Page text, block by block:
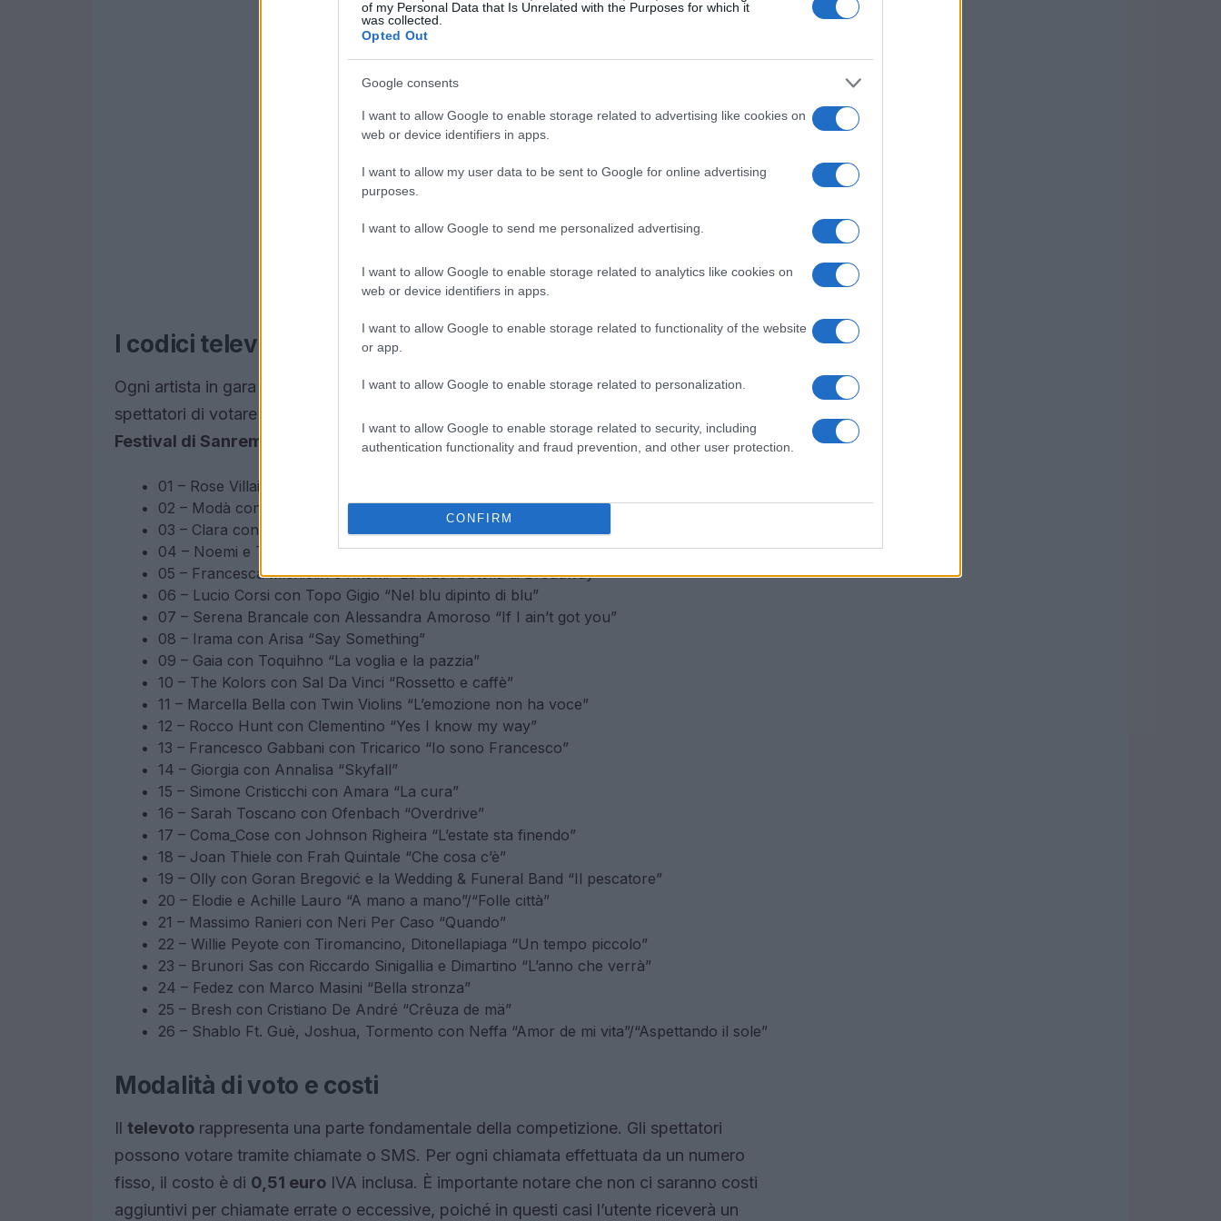
of my Personal Data that Is Unrelated with the Purposes for which it
was collected.
Opted Out
Google consents
I want to allow Google to enable storage related to advertising like cookies on
web or device identifiers in apps.
I want to allow my user data to be sent to Google for online advertising
purposes.
I want to allow Google to send me personalized advertising.
I want to allow Google to enable storage related to analytics like cookies on
web or device identifiers in apps.
I want to allow Google to enable storage related to functionality of the website
or app.
I want to allow Google to enable storage related to personalization.
I want to allow Google to enable storage related to security, including
authentication functionality and fraud prevention, and other user protection.
CONFIRM
I codici televoto dei cantanti
Ogni artista in gara avrà un codice specifico per il televoto, che consentirà agli
spettatori di votare facilmente. Ecco l’elenco completo dei codici televoto per il
Festival di Sanremo 2025
01 – Rose Villain con Chiello “Fiori di rosa e fiori di pesco”
02 – Modà con Francesco Renga “Angelo”
03 – Clara con Il Volo “The sound of silence”
04 – Noemi e Tony Effe “Tutto il resto è noia”
05 – Francesca Michielin e Rkomi “La nuova stella di Broadway”
06 – Lucio Corsi con Topo Gigio “Nel blu dipinto di blu”
07 – Serena Brancale con Alessandra Amoroso “If I ain’t got you”
08 – Irama con Arisa “Say Something”
09 – Gaia con Toquihno “La voglia e la pazzia”
10 – The Kolors con Sal Da Vinci “Rossetto e caffè”
11 – Marcella Bella con Twin Violins “L’emozione non ha voce”
12 – Rocco Hunt con Clementino “Yes I know my way”
13 – Francesco Gabbani con Tricarico “Io sono Francesco”
14 – Giorgia con Annalisa “Skyfall”
15 – Simone Cristicchi con Amara “La cura”
16 – Sarah Toscano con Ofenbach “Overdrive”
17 – Coma_Cose con Johnson Righeira “L’estate sta finendo”
18 – Joan Thiele con Frah Quintale “Che cosa c’è”
19 – Olly con Goran Bregović e la Wedding & Funeral Band “Il pescatore”
20 – Elodie e Achille Lauro “A mano a mano”/“Folle città”
21 – Massimo Ranieri con Neri Per Caso “Quando”
22 – Willie Peyote con Tiromancino, Ditonellapiaga “Un tempo piccolo”
23 – Brunori Sas con Riccardo Sinigallia e Dimartino “L’anno che verrà”
24 – Fedez con Marco Masini “Bella stronza”
25 – Bresh con Cristiano De André “Crêuza de mä”
26 – Shablo Ft. Guè, Joshua, Tormento con Neffa “Amor de mi vita”/“Aspettando il sole”
Modalità di voto e costi
Il televoto rappresenta una parte fondamentale della competizione. Gli spettatori
possono votare tramite chiamate o SMS. Per ogni chiamata effettuata da un numero
fisso, il costo è di 0,51 euro IVA inclusa. È importante notare che non ci saranno costi
aggiuntivi per chiamate errate o eccessive, poiché in questi casi l’utente riceverà un